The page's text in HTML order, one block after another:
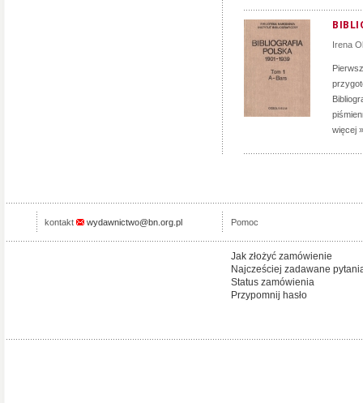
Irena
więcej »
kontakt wydawnictwo@bn.org.pl Pomoc
Jak złożyć zamówienie
Najcześciej zadawane
Status zamówienia
Przypomnij hasło